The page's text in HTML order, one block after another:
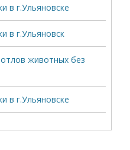
в г.Ульяновске
в г.Ульяновск
животных без
в г.Ульяновске